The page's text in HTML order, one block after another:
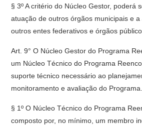
§ 3º A critério do Núcleo Gestor, poderá
atuação de outros órgãos municipais e a
outros entes federativos e órgãos
Art. 9° O Núcleo Gestor do Programa
um Núcleo Técnico do Programa
suporte técnico necessário ao
monitoramento e avaliação do Programa.
§ 1º O Núcleo Técnico do Programa
composto por, no mínimo, um membro